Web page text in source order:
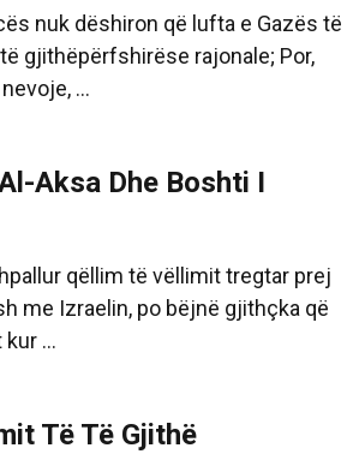
nuk dëshiron që lufta e Gazës të
gjithëpërfshirëse rajonale; Por,
...
Aksa Dhe Boshti I
qëllim të vëllimit tregtar prej
me Izraelin, po bëjnë gjithçka që
...
Të Të Gjithë